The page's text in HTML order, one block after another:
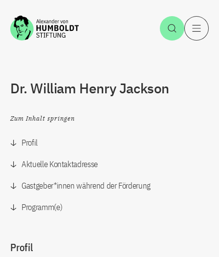
Zum Inhalt springen Suche
Dr. William Henry Jackson
Zum Inhalt springen
Profil
Aktuelle Kontaktadresse
Gastgeber*innen während der Förderung
Programm(e)
Profil